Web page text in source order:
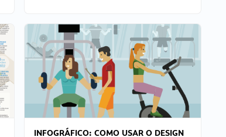
INFOGRÁFICO: COMO USAR O DESIGN